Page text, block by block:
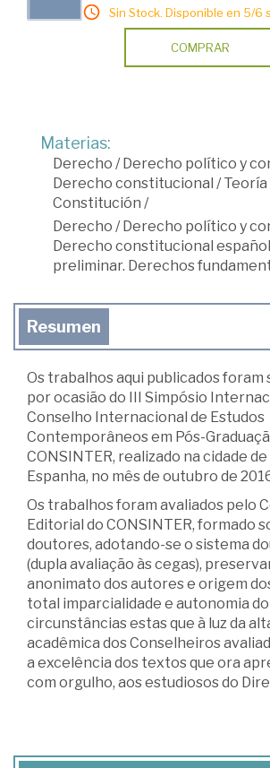
Sin Stock. Disponible en 5/6
COMPRAR
Materias:
Derecho /Derecho político y
Derecho constitucional /Teoría
Constitución /
Derecho /Derecho político y
Derecho constitucional español
preliminar. Derechos
Resumen
Os trabalhos aqui publicados foram
por ocasião do III Simpósio
Conselho Internacional de Estudos
Contemporâneos em Pós-
CONSINTER, realizado na cidade
Espanha, no mês de outubro de
Os trabalhos foram avaliados pelo
Editorial do CONSINTER, formado
doutores, adotando-se o sistema
(dupla avaliação às cegas),
anonimato dos autores e origem
total imparcialidade e autonomia
circunstâncias es­tas que à luz da
acadêmica dos Conselheiros
a excelência dos textos que ora
com orgulho, aos estudiosos do